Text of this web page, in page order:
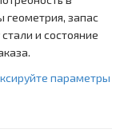
геометрия, запас
и состояние
параметры